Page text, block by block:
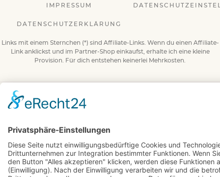
IMPRESSUM
DATENSCHUTZERKLÄRUNG
Links mit einem Sternchen (*) sind Affiliate-Links. Wenn du einen Affiliate-
Link anklickst und im Partner-Shop einkaufst, erhalte ich eine kleine
Provision. Für dich entstehen keinerlei Mehrkosten.